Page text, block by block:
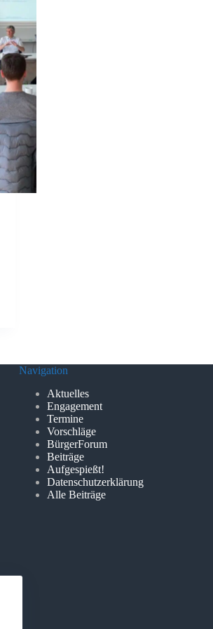
Navigation
Aktuelles
Engagement
Termine
Vorschläge
BürgerForum
Beiträge
Aufgespießt!
Datenschutzerklärung
Alle Beiträge